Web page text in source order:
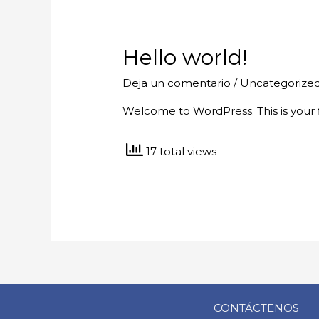
Hello world!
Deja un comentario /
Welcome to WordPress. This is
17 total views
CONTÁCTENOS